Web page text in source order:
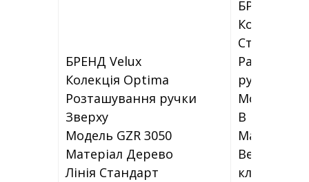
БРЕНД Velux
Колекція Optima
Розташування ручки
Зверху
Модель GZR 3050
Матеріал Дерево
Лінія Стандарт
БРЕНД
Коллекция
Стандарт
ручки
Модель
B
Материал
клапан